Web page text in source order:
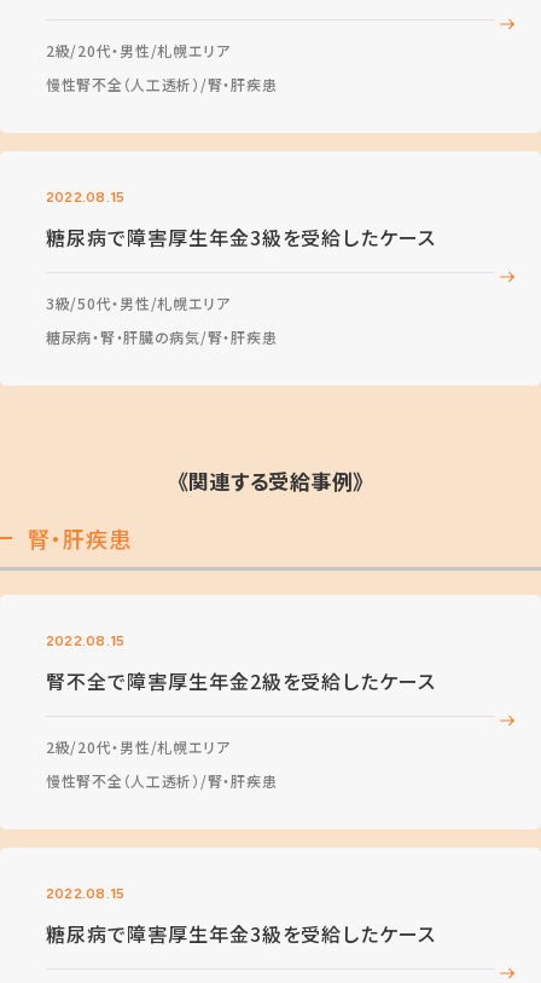
2級 20代・男性 札幌エリア
慢性腎不全（人工透析） 腎・肝疾患
2022.08.15
糖尿病で障害厚生年金3級を受給したケース
3級 50代・男性 札幌エリア
糖尿病・腎・肝臓の病気 腎・肝疾患
《関連する受給事例》
腎・肝疾患
2022.08.15
腎不全で障害厚生年金2級を受給したケース
2級 20代・男性 札幌エリア
慢性腎不全（人工透析） 腎・肝疾患
2022.08.15
糖尿病で障害厚生年金3級を受給したケース